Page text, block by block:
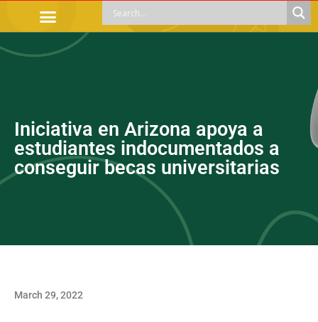
Iniciativa en Arizona apoya a
estudiantes indocumentados a
conseguir becas universitarias
March 29, 2022